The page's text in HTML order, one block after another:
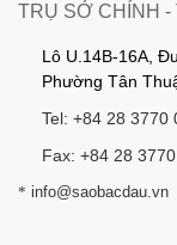
TRỤ SỞ CHÍNH -
Lô U.14B-16A,
Phường Tân
Tel: +84 28 3770
Fax: +84 28
* info@saobacdau.vn